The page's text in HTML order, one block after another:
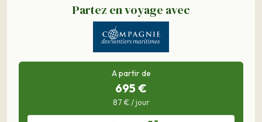
Partez en voyage avec
A partir de
695 €
87 € / jour